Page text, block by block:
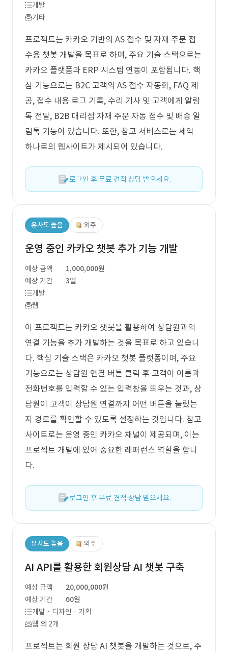
개발
기타
프로젝트는 카카오 기반의 AS 접수 및 자재 주문 접
수용 챗봇 개발을 목표로 하며, 주요 기술 스택으로는
카카오 플랫폼과 ERP 시스템 연동이 포함됩니다. 핵
심 기능으로는 B2C 고객의 AS 접수 자동화, FAQ 제
공, 접수 내용 로그 기록, 수리 기사 및 고객에게 알림
톡 전달, B2B 대리점 자재 주문 자동 접수 및 배송 알
림톡 기능이 있습니다. 또한, 참고 서비스로는 세익
하나로의 웹사이트가 제시되어 있습니다.
로그인 후 무료 견적 상담 받으세요.
유사도 높음 외주
운영 중인 카카오 챗봇 추가 기능 개발
예상 금액
1,000,000원
예상 기간
3일
개발
웹
이 프로젝트는 카카오 챗봇을 활용하여 상담원과의
연결 기능을 추가 개발하는 것을 목표로 하고 있습니
다. 핵심 기술 스택은 카카오 챗봇 플랫폼이며, 주요
기능으로는 상담원 연결 버튼 클릭 후 고객이 이름과
전화번호를 입력할 수 있는 입력창을 띄우는 것과, 상
담원이 고객이 상담원 연결까지 어떤 버튼을 눌렀는
지 경로를 확인할 수 있도록 설정하는 것입니다. 참고
사이트로는 운영 중인 카카오 채널이 제공되며, 이는
프로젝트 개발에 있어 중요한 레퍼런스 역할을 합니
다.
로그인 후 무료 견적 상담 받으세요.
유사도 높음 외주
AI API를 활용한 회원상담 AI 챗봇 구축
예상 금액
20,000,000원
예상 기간
60일
개발 · 디자인 · 기획
웹 외 2개
프로젝트는 회원 상담 AI 챗봇을 개발하는 것으로, 주